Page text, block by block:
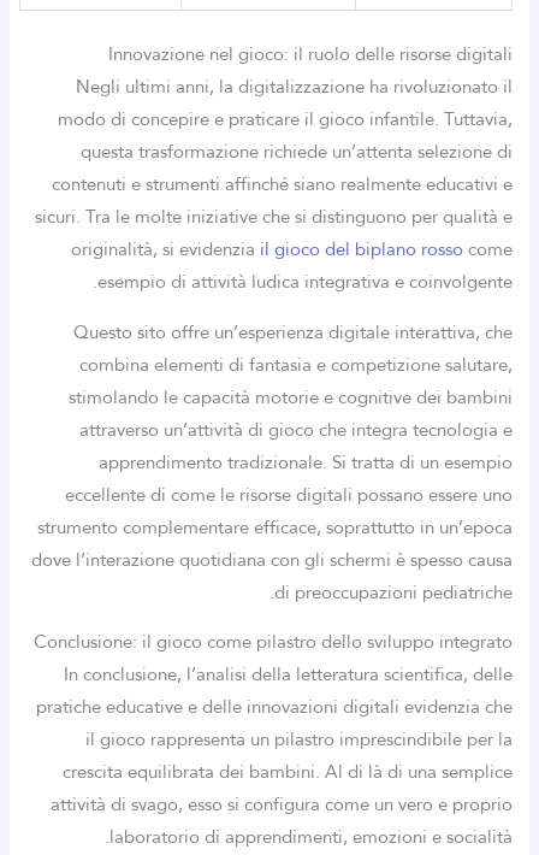
Innovazione nel gioco: il ruolo delle risorse digitali
Negli ultimi anni, la digitalizzazione ha rivoluzionato il
modo di concepire e praticare il gioco infantile. Tuttavia,
questa trasformazione richiede un’attenta selezione di
contenuti e strumenti affinché siano realmente educativi e
sicuri. Tra le molte iniziative che si distinguono per qualità e
originalità, si evidenzia il gioco del biplano rossocome
esempio di attività ludica integrativa e coinvolgente.
Questo sito offre un’esperienza digitale interattiva, che
combina elementi di fantasia e competizione salutare,
stimolando le capacità motorie e cognitive dei bambini
attraverso un’attività di gioco che integra tecnologia e
apprendimento tradizionale. Si tratta di un esempio
eccellente di come le risorse digitali possano essere uno
strumento complementare efficace, soprattutto in un’epoca
dove l’interazione quotidiana con gli schermi è spesso causa
di preoccupazioni pediatriche.
Conclusione: il gioco come pilastro dello sviluppo integrato
In conclusione, l’analisi della letteratura scientifica, delle
pratiche educative e delle innovazioni digitali evidenzia che
il gioco rappresenta un pilastro imprescindibile per la
crescita equilibrata dei bambini. Al di là di una semplice
attività di svago, esso si configura come un vero e proprio
laboratorio di apprendimenti, emozioni e socialità.